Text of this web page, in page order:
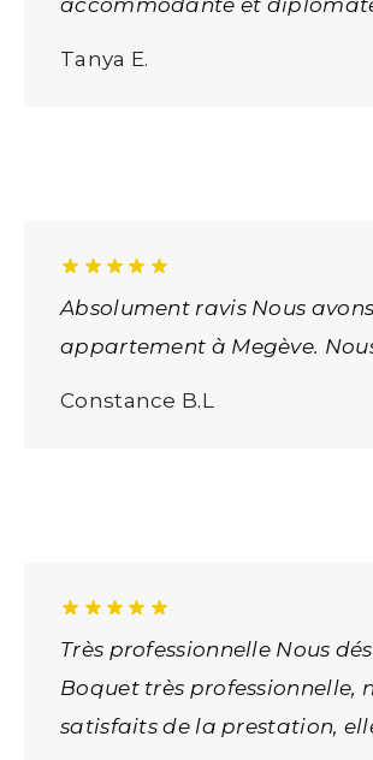
accommodante et
Tanya E.
Absolument ravis Nous
appartement à Megève.
Constance B.L
Très professionnelle Nous
Boquet très professionnelle,
satisfaits de la prestation,